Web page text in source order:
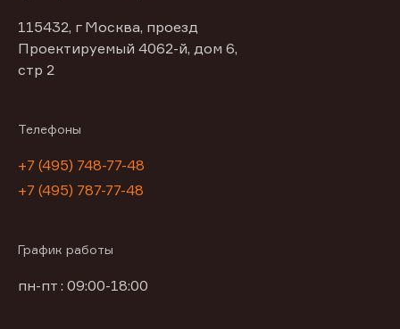
115432, г Москва, проезд
Проектируемый 4062-й, дом 6,
стр 2
Телефоны
+7 (495) 748-77-48
+7 (495) 787-77-48
График работы
пн-пт : 09:00-18:00